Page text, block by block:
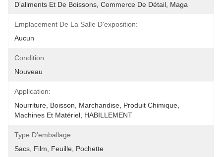
D'aliments Et De Boissons, Commerce De Détail, Maga
Emplacement De La Salle D'exposition:
Aucun
Condition:
Nouveau
Application:
Nourriture, Boisson, Marchandise, Produit Chimique,
Machines Et Matériel, HABILLEMENT
Type D'emballage:
Sacs, Film, Feuille, Pochette